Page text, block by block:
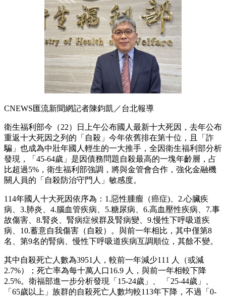
CNEWS匯流新聞網記者陳鈞凱／台北報導
衛生福利部今（22）日上午公布國人最新十大死因，去年公布
重返十大死因之列的「自殺」今年依舊排在第十位，且「詐
騙」也成為中壯年國人輕生的一大推手，全因衛生福利部分析
發現，「45-64歲」是因債務問題自殺最高的一塊年齡層，占
比超過5%，衛生福利部強調，將與金管會合作，強化金融機
關人員的「自殺防治守門人」敏感度。
114年國人十大死因依序為：1.惡性腫瘤（癌症)、2.心臟疾
病、3.肺炎、4.腦血管疾病、5.糖尿病、6.高血壓性疾病、7.事
故傷害、8.腎炎、腎病症候群及腎病變、9.慢性下呼吸道疾
病、10.蓄意自我傷害（自殺）。與前一年相比，其中僅第8
名、第9名的腎病、慢性下呼吸道疾病互調順位，其餘不變。
其中自殺死亡人數為3951人，較前一年減少111 人（或減
2.7%）；死亡率為每十萬人口16.9 人，與前一年相較下降
2.5%。衛福部進一步分析發現「15-24歲」、 「25-44歲」、
「65歲以上」族群的自殺死亡人數均較113年下降，不過「0-